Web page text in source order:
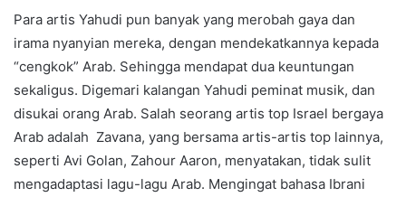
Para artis Yahudi pun banyak yang merobah gaya dan
irama nyanyian mereka, dengan mendekatkannya kepada
“cengkok” Arab. Sehingga mendapat dua keuntungan
sekaligus. Digemari kalangan Yahudi peminat musik, dan
disukai orang Arab. Salah seorang artis top Israel bergaya
Arab adalah Zavana, yang bersama artis-artis top lainnya,
seperti Avi Golan, Zahour Aaron, menyatakan, tidak sulit
mengadaptasi lagu-lagu Arab. Mengingat bahasa Ibrani